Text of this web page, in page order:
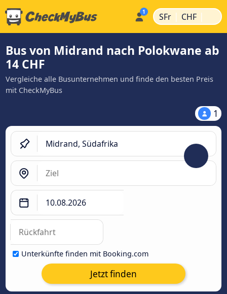
SFr | CHF |
Bus von Midrand nach Polokwane ab
14 CHF
Vergleiche alle Busunternehmen und finde den besten Preis
mit CheckMyBus
1
Unterkünfte finden mit Booking.com
Jetzt finden